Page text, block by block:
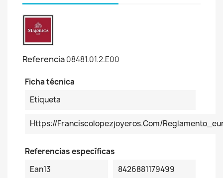
Referencia08481.01.2.E00
Ficha técnica
Etiqueta
Https://franciscolopezjoyeros.com/
Referencias específicas
Ean13
8426881179499